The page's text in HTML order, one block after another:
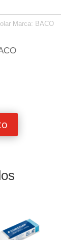
Marca: BACO